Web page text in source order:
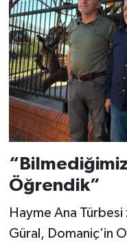
Öğrendik”
Hayme Ana
Güral, Domaniç’in